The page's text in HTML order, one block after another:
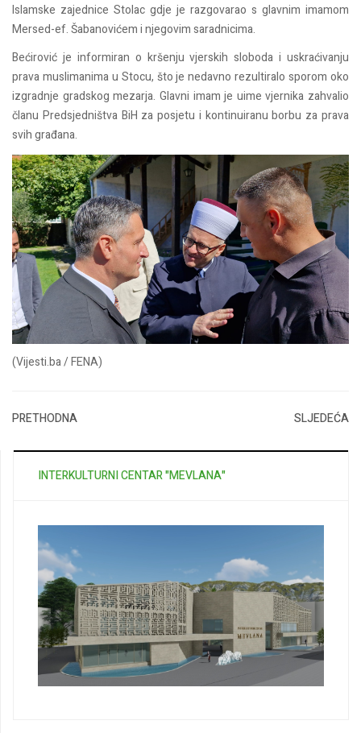
Islamske zajednice Stolac gdje je razgovarao s glavnim imamom
Mersed-ef. Šabanovićem i njegovim saradnicima.
Bećirović je informiran o kršenju vjerskih sloboda i uskraćivanju
prava muslimanima u Stocu, što je nedavno rezultiralo sporom oko
izgradnje gradskog mezarja. Glavni imam je uime vjernika zahvalio
članu Predsjedništva BiH za posjetu i kontinuiranu borbu za prava
svih građana.
(Vijesti.ba / FENA)
PRETHODNA SLJEDEĆA
INTERKULTURNI CENTAR "MEVLANA"